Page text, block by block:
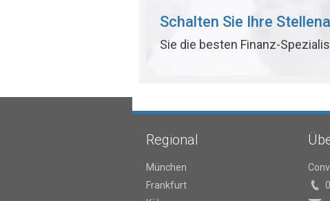
Schalten Sie Ihre
Sie die besten Finanz-
Regional
München
Frankfurt